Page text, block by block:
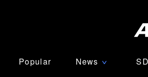
Popular News ∨